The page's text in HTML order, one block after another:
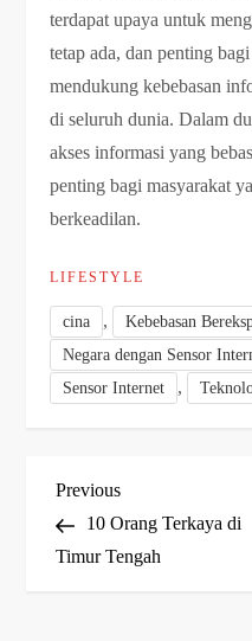
terdapat upaya untuk
tetap ada, dan penting
mendukung kebebasan
di seluruh dunia. Dalam
akses informasi yang
penting bagi masyarakat
berkeadilan.
LIFESTYLE
cina , Kebebasan
Negara dengan Sensor
Sensor Internet ,
N
a
Previous
Post
Previous
10 Orang Terkaya di
Timur Tengah